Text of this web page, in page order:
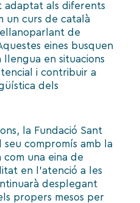
adaptat als diferents
un curs de català
de
eines busquen
en situacions
i contribuir a
dels
la Fundació Sant
compromís amb la
com una eina de
en l’atenció a les
desplegant
propers mesos per